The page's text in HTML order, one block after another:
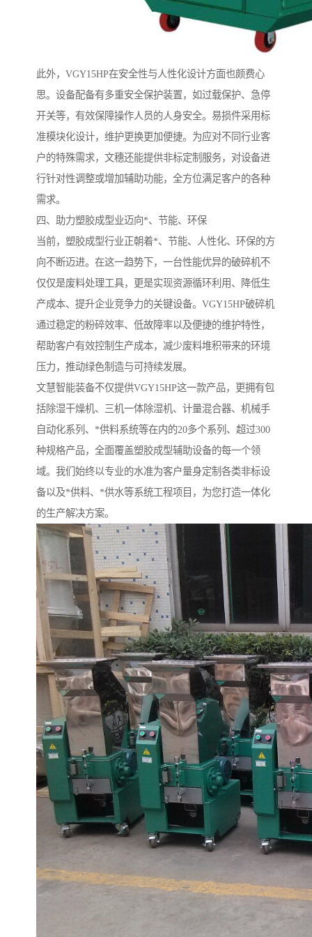
此外，VGY15HP在安全性与人性化设计方面也颇费心
思。设备配备有多重安全保护装置，如过载保护、急停
开关等，有效保障操作人员的人身安全。易损件采用标
准模块化设计，维护更换更加便捷。为应对不同行业客
户的特殊需求，文穗还能提供非标定制服务，对设备进
行针对性调整或增加辅助功能，全方位满足客户的各种
需求。
四、助力塑胶成型业迈向*、节能、环保
当前，塑胶成型行业正朝着*、节能、人性化、环保的方
向不断迈进。在这一趋势下，一台性能优异的破碎机不
仅仅是废料处理工具，更是实现资源循环利用、降低生
产成本、提升企业竞争力的关键设备。VGY15HP破碎机
通过稳定的粉碎效率、低故障率以及便捷的维护特性，
帮助客户有效控制生产成本，减少废料堆积带来的环境
压力，推动绿色制造与可持续发展。
文慧智能装备不仅提供VGY15HP这一款产品，更拥有包
括除湿干燥机、三机一体除湿机、计量混合器、机械手
自动化系列、*供料系统等在内的20多个系列、超过300
种规格产品，全面覆盖塑胶成型辅助设备的每一个领
域。我们始终以专业的水准为客户量身定制各类非标设
备以及*供料、*供水等系统工程项目，为您打造一体化
的生产解决方案。